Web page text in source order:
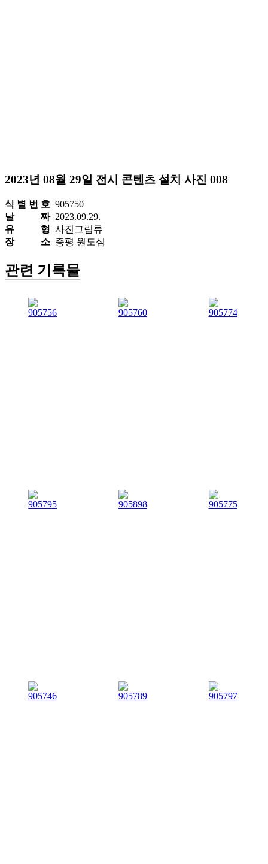
2023년 08월 29일 전시 콘텐츠 설치 사진 008
식 별 번 호 905750
날 짜2023.09.29.
유 형 사진그림류
장 소 증평 원도심
관련 기록물